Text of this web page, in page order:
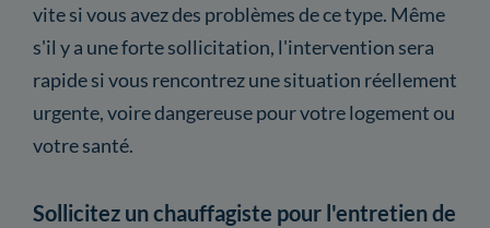
vite si vous avez des problèmes de ce type. Même
s'il y a une forte sollicitation, l'intervention sera
rapide si vous rencontrez une situation réellement
urgente, voire dangereuse pour votre logement ou
votre santé.
Sollicitez un chauffagiste pour l'entretien de